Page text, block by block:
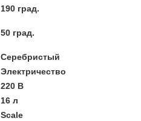
190 град.
50 град.
Серебристый
Электричество
220 В
16 л
Scale